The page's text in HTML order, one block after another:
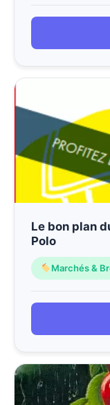
Le bon plan
Polo
Marchés &